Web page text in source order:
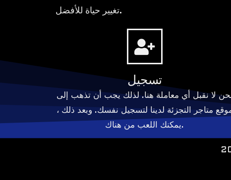
تغيير حياة للأفضل.
تسجيل
لا نقبل أي معاملة هنا. لذلك يجب أن تذهب إلى
متاجر التجزئة لدينا لتسجيل نفسك. وبعد ذلك ،
يمكنك اللعب من هناك.